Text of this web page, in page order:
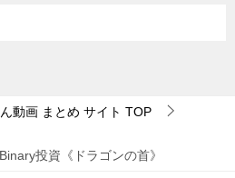
動画 まとめ サイト TOP
投資《ドラゴンの首》